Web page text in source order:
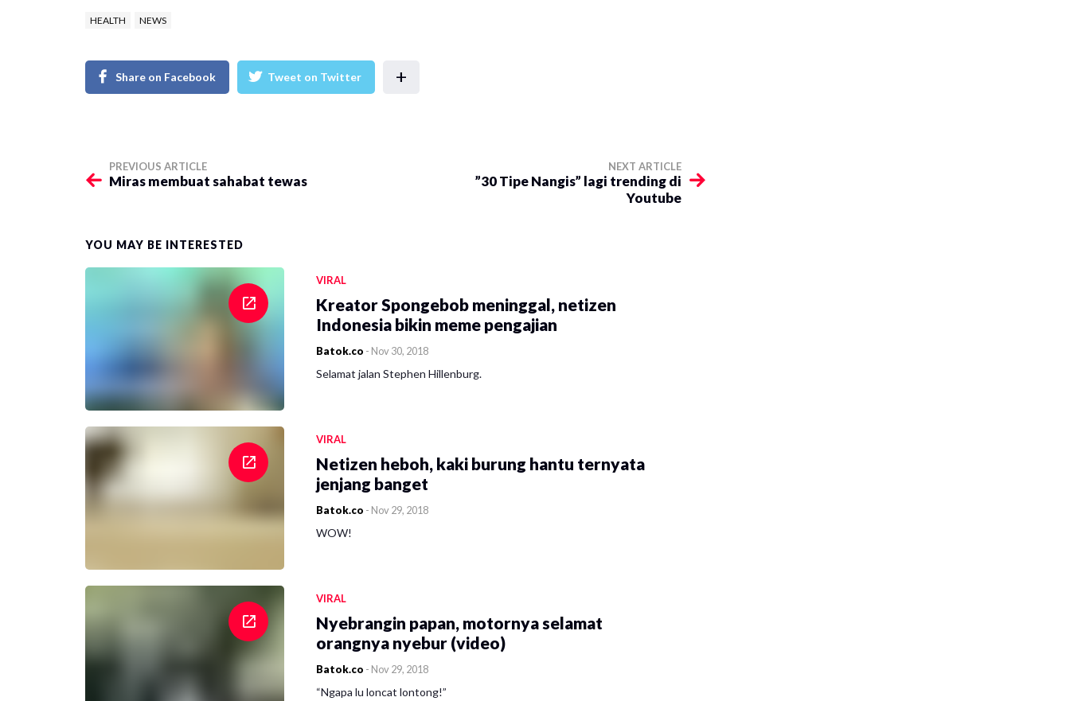
HEALTH NEWS
Share on Facebook Tweet on Twitter +
PREVIOUS ARTICLE
Miras membuat sahabat tewas
NEXT ARTICLE
​”30 Tipe Nangis” lagi trending di
Youtube
YOU MAY BE INTERESTED
VIRAL
Kreator Spongebob meninggal, netizen
Indonesia bikin meme pengajian
Batok.co - Nov 30, 2018
Selamat jalan Stephen Hillenburg.
VIRAL
Netizen heboh, kaki burung hantu ternyata
jenjang banget
Batok.co - Nov 29, 2018
WOW!
VIRAL
Nyebrangin papan, motornya selamat
orangnya nyebur (video)
Batok.co - Nov 29, 2018
“Ngapa lu loncat lontong!”